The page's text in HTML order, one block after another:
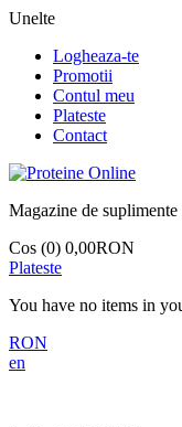
Unelte
Logheaza-te
Promotii
Contul meu
Plateste
Contact
Magazine de
Cos (0) 0,00RON
Plateste
You have no items in
RON
en